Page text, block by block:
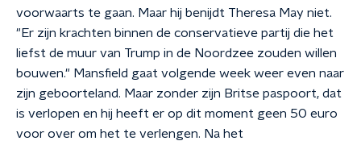
voorwaarts te gaan. Maar hij benijdt Theresa May niet.
"Er zijn krachten binnen de conservatieve partij die het
liefst de muur van Trump in de Noordzee zouden willen
bouwen." Mansfield gaat volgende week weer even naar
zijn geboorteland. Maar zonder zijn Britse paspoort, dat
is verlopen en hij heeft er op dit moment geen 50 euro
voor over om het te verlengen. Na het